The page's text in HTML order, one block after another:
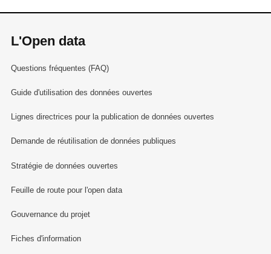
L'Open data
Questions fréquentes (FAQ)
Guide d'utilisation des données ouvertes
Lignes directrices pour la publication de données ouvertes
Demande de réutilisation de données publiques
Stratégie de données ouvertes
Feuille de route pour l'open data
Gouvernance du projet
Fiches d'information